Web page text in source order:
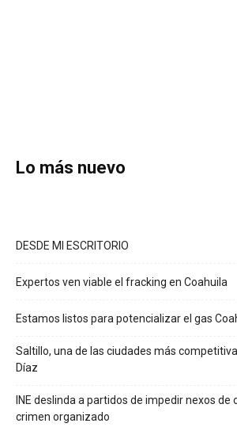
Lo más nuevo
DESDE MI ESCRITORIO
Expertos ven viable el fracking en Coahuila
Estamos listos para potencializar el gas
Saltillo, una de las ciudades más
Díaz
INE deslinda a partidos de impedir nexos de
crimen organizado